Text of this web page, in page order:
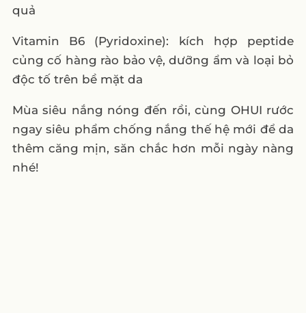
quả
Vitamin B6 (Pyridoxine): kích hợp peptide
củng cố hàng rào bảo vệ, dưỡng ẩm và loại bỏ
độc tố trên bề mặt da
Mùa siêu nắng nóng đến rồi, cùng OHUI rước
ngay siêu phẩm chống nắng thế hệ mới để da
thêm căng mịn, săn chắc hơn mỗi ngày nàng
nhé!